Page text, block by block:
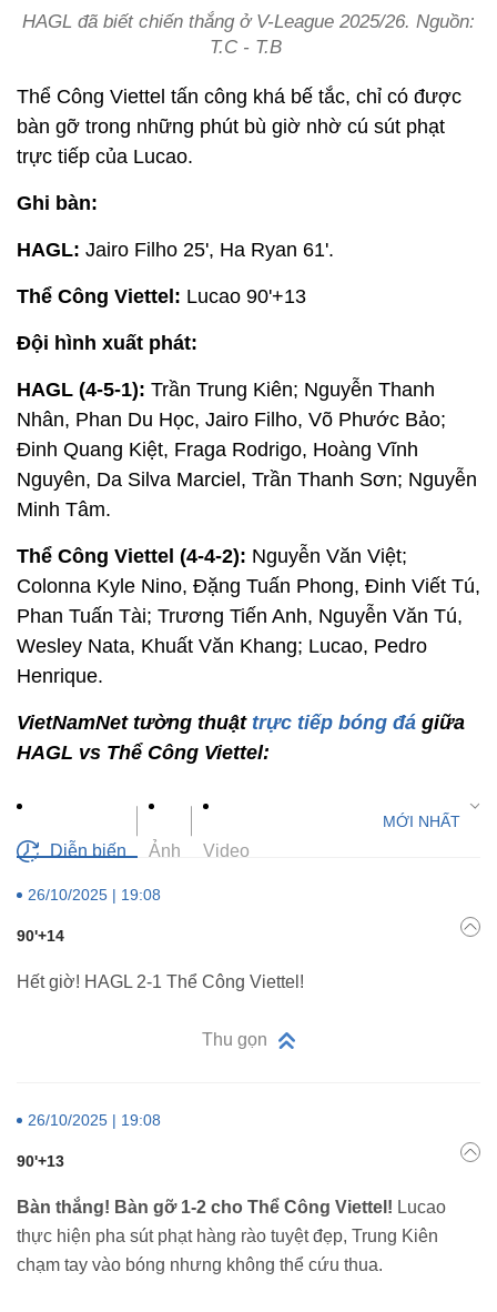
HAGL đã biết chiến thắng ở V-League 2025/26. Nguồn:
T.C - T.B
Thể Công Viettel tấn công khá bế tắc, chỉ có được
bàn gỡ trong những phút bù giờ nhờ cú sút phạt
trực tiếp của Lucao.
Ghi bàn:
HAGL: Jairo Filho 25', Ha Ryan 61'.
Thể Công Viettel: Lucao 90'+13
Đội hình xuất phát:
HAGL (4-5-1): Trần Trung Kiên; Nguyễn Thanh
Nhân, Phan Du Học, Jairo Filho, Võ Phước Bảo;
Đinh Quang Kiệt, Fraga Rodrigo, Hoàng Vĩnh
Nguyên, Da Silva Marciel, Trần Thanh Sơn; Nguyễn
Minh Tâm.
Thể Công Viettel (4-4-2): Nguyễn Văn Việt;
Colonna Kyle Nino, Đặng Tuấn Phong, Đinh Viết Tú,
Phan Tuấn Tài; Trương Tiến Anh, Nguyễn Văn Tú,
Wesley Nata, Khuất Văn Khang; Lucao, Pedro
Henrique.
VietNamNet tường thuật trực tiếp bóng đá giữa
HAGL vs Thể Công Viettel:
Diễn biến Ảnh Video
26/10/2025 | 19:08
90'+14
Hết giờ! HAGL 2-1 Thể Công Viettel!
Thu gọn
26/10/2025 | 19:08
90'+13
Bàn thắng! Bàn gỡ 1-2 cho Thể Công Viettel! Lucao
thực hiện pha sút phạt hàng rào tuyệt đẹp, Trung Kiên
chạm tay vào bóng nhưng không thể cứu thua.